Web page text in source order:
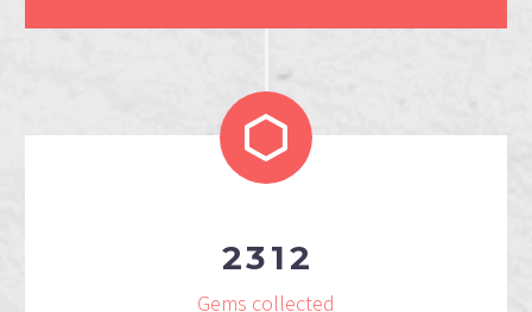
2312
Gems collected